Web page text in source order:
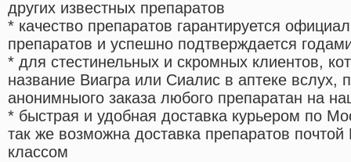
других известных препаратов
* качество препаратов гарантируется
препаратов и успешно подтверждается
* для стестинельных и скромных клиентов,
название Виагра или Сиалис в аптеке вслух,
анонимныого заказа любого препаратан на
* быстрая и удобная доставка курьером по
так же возможна доставка препаратов
классом